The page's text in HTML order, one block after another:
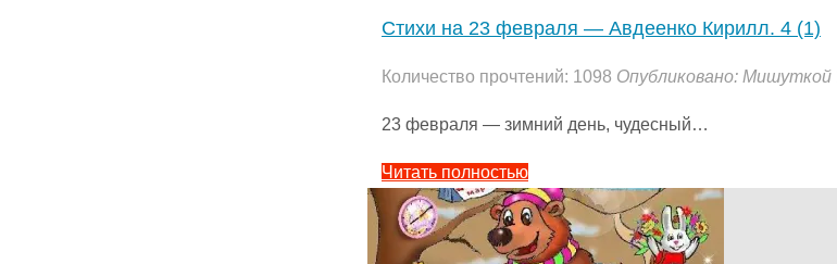
Стихи на 23 февраля — Авдеенко Кирилл. 4 (1)
Количество прочтений: 1098 Опубликовано: Мишуткой
23 февраля — зимний день, чудесный…
Читать полностью"Стихи
на
23